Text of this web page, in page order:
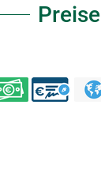
Preise